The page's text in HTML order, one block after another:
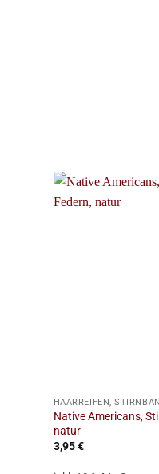
HAARREIFEN,
Native Americans,
natur
3,95€